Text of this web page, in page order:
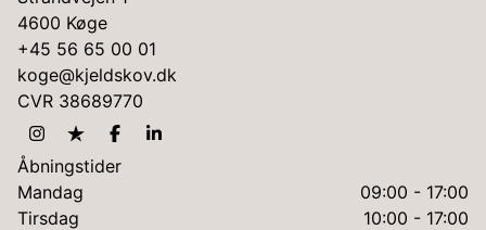
4600 Køge
+45 56 65 00 01
koge@kjeldskov.dk
CVR 38689770
Åbningstider
Mandag
09:00 - 17:00
Tirsdag
10:00 - 17:00